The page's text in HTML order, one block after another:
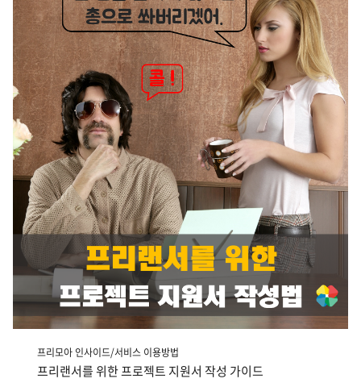
Logopond & Logospire다양한 로고 디자인을 확인할 수 있는 사이트입
니다. CI, BI, 심벌 디자인을..
프리모아 인사이드/서비스 이용방법
프리랜서를 위한 프로젝트 지원서 작성 가이드